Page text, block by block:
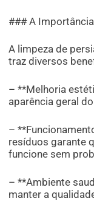
### A
A limpeza de
traz diversos
– **Melhoria
aparência geral
–
resíduos garante
funcione sem
– **Ambiente
manter a